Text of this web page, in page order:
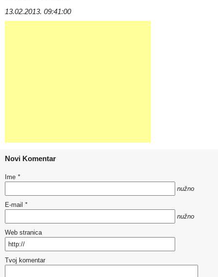
13.02.2013. 09:41:00
Novi Komentar
Ime *
nužno
E-mail *
nužno
Web stranica
Tvoj komentar